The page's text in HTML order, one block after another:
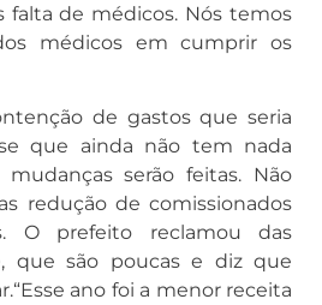
falta de médicos. Nós temos
médicos em cumprir os
de gastos que seria
que ainda não tem nada
serão feitas. Não
redução de comissionados
O prefeito reclamou das
que são poucas e diz que
ano foi a menor receita